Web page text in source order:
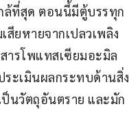
ล้ที่สุด ตอนนี้มีตู้บรรทุก
ยหายจากเปลวเพลิง
ารโพแทสเซียมอะมิล
ะเมินผลกระทบด้านสิ่ง
ป็นวัตถุอันตราย และมัก